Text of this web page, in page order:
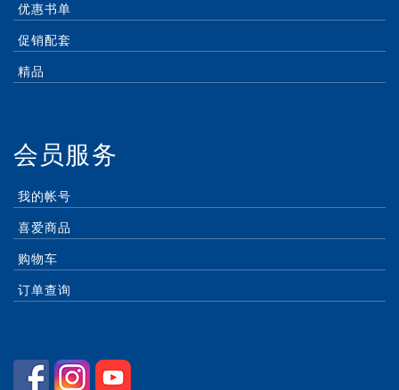
优惠书单
促销配套
精品
会员服务
我的帐号
喜爱商品
购物车
订单查询